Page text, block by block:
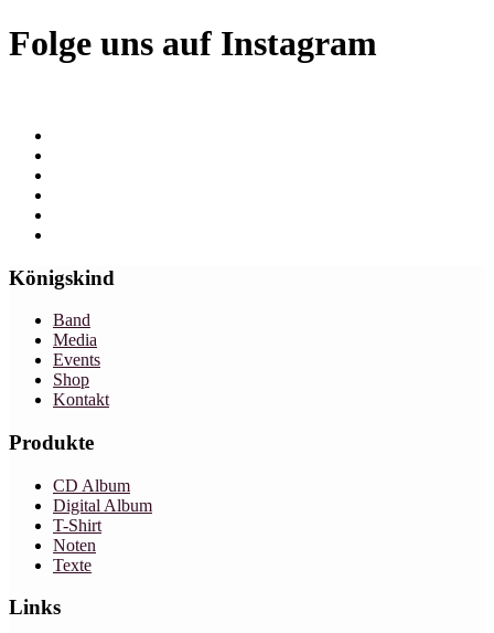
Folge uns auf Instagram
Königskind
Band
Media
Events
Shop
Kontakt
Produkte
CD Album
Digital Album
T-Shirt
Noten
Texte
Links